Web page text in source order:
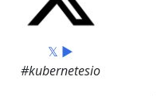
𝕏 ▶
#kubernetesio